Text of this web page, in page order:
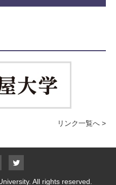
リンク一覧へ >
Twitter
ウ All rights reserved.